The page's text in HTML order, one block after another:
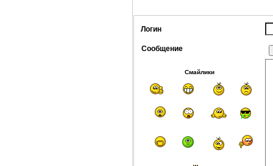
Логин
Сообщение
Смайлики